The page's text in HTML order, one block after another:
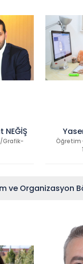
Grafik-
Öğretim
ve Organizasyon